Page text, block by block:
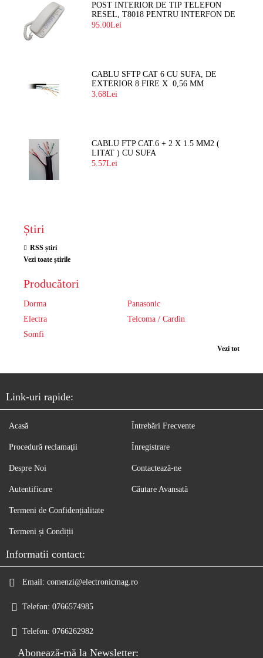
POST INTERIOR DE TIP TELEFON
RESEL, T8018 PENTRU INTERFON DE
BLOC
95.00Lei
CABLU SFTP CAT 6 CU SUFA, DE
EXTERIOR 8 FIRE X 0,56 MM
3.68Lei
CABLU FTP CAT.6 + 2 X 1.5 MM2 (
LITAT ) CU SUFA
5.57Lei
Știri
RSS știri
Vezi toate știrile
Producători
Dorma
Panasonic
Electra
Telcoma / Cardin
Somfi
Vezi tot
Link-uri rapide:
Acasă
Procedură reclamaţii
Despre Noi
Autentificare
Întrebări Frecvente
Înregistrare
Contactează-ne
Căutare Avansată
Termeni de Confidențialitate
Termeni și Condiții
Informatii contact:
Email: comenzi@electronicmag.ro
Telefon: 0766574985
Telefon: 0766262982
Abonează-mă la Newsletter: